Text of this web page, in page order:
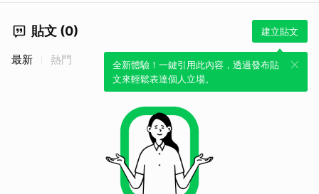
貼文 (0) 建立貼文
全新體驗！一鍵引用此內容，透過發布貼
文來輕鬆表達個人立場。
最新 熱門